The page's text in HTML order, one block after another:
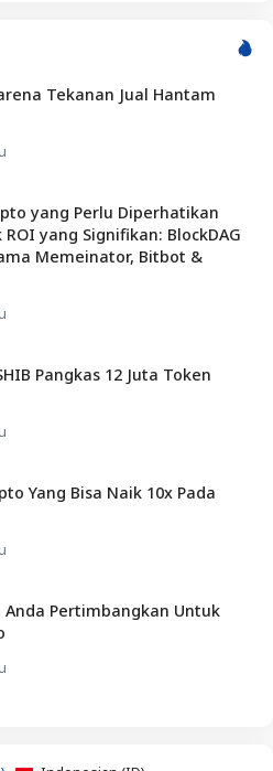
Tekanan Jual Hantam
yang Perlu Diperhatikan
yang Signifikan: BlockDAG
Memeinator, Bitbot &
Pangkas 12 Juta Token
Yang Bisa Naik 10x Pada
Anda Pertimbangkan Untuk